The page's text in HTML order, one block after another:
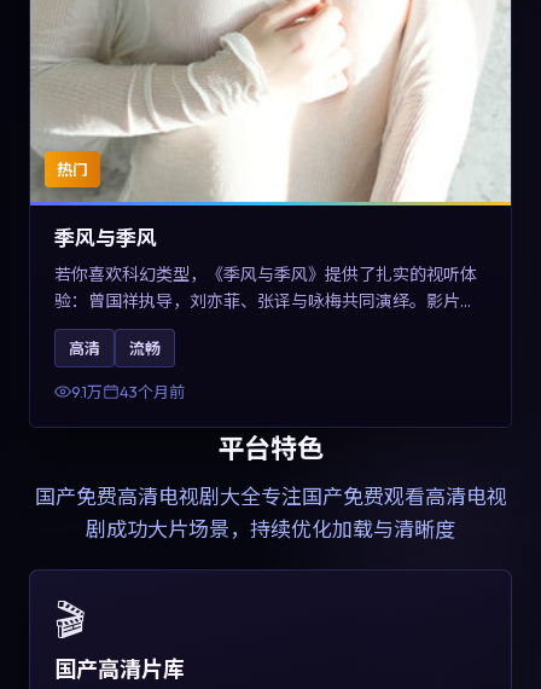
热门
季风与季风
若你喜欢科幻类型，《季风与季风》提供了扎实的视听体
验：曾国祥执导，刘亦菲、张译与咏梅共同演绎。影片
2023年于西班牙上映，内容在有限空间内完成高密度的戏
剧冲突，关键词包含高清流畅、人物关系与情节反转，适
合检索「2023科幻」「西班牙电影」的用户。
高清 流畅
9.1万 43个月前
平台特色
国产免费高清电视剧大全专注国产免费观看高清电视
剧成功大片场景，持续优化加载与清晰度
🎬
国产高清片库